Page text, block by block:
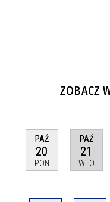
ZOBACZ
PAŹ
20
PON
PAŹ
21
WTO